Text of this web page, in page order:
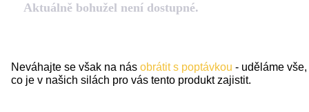
Aktuálně bohužel není dostupné.
Neváhajte se však na nás obrátit s poptávkou - uděláme vše,
co je v našich silách pro vás tento produkt zajistit.